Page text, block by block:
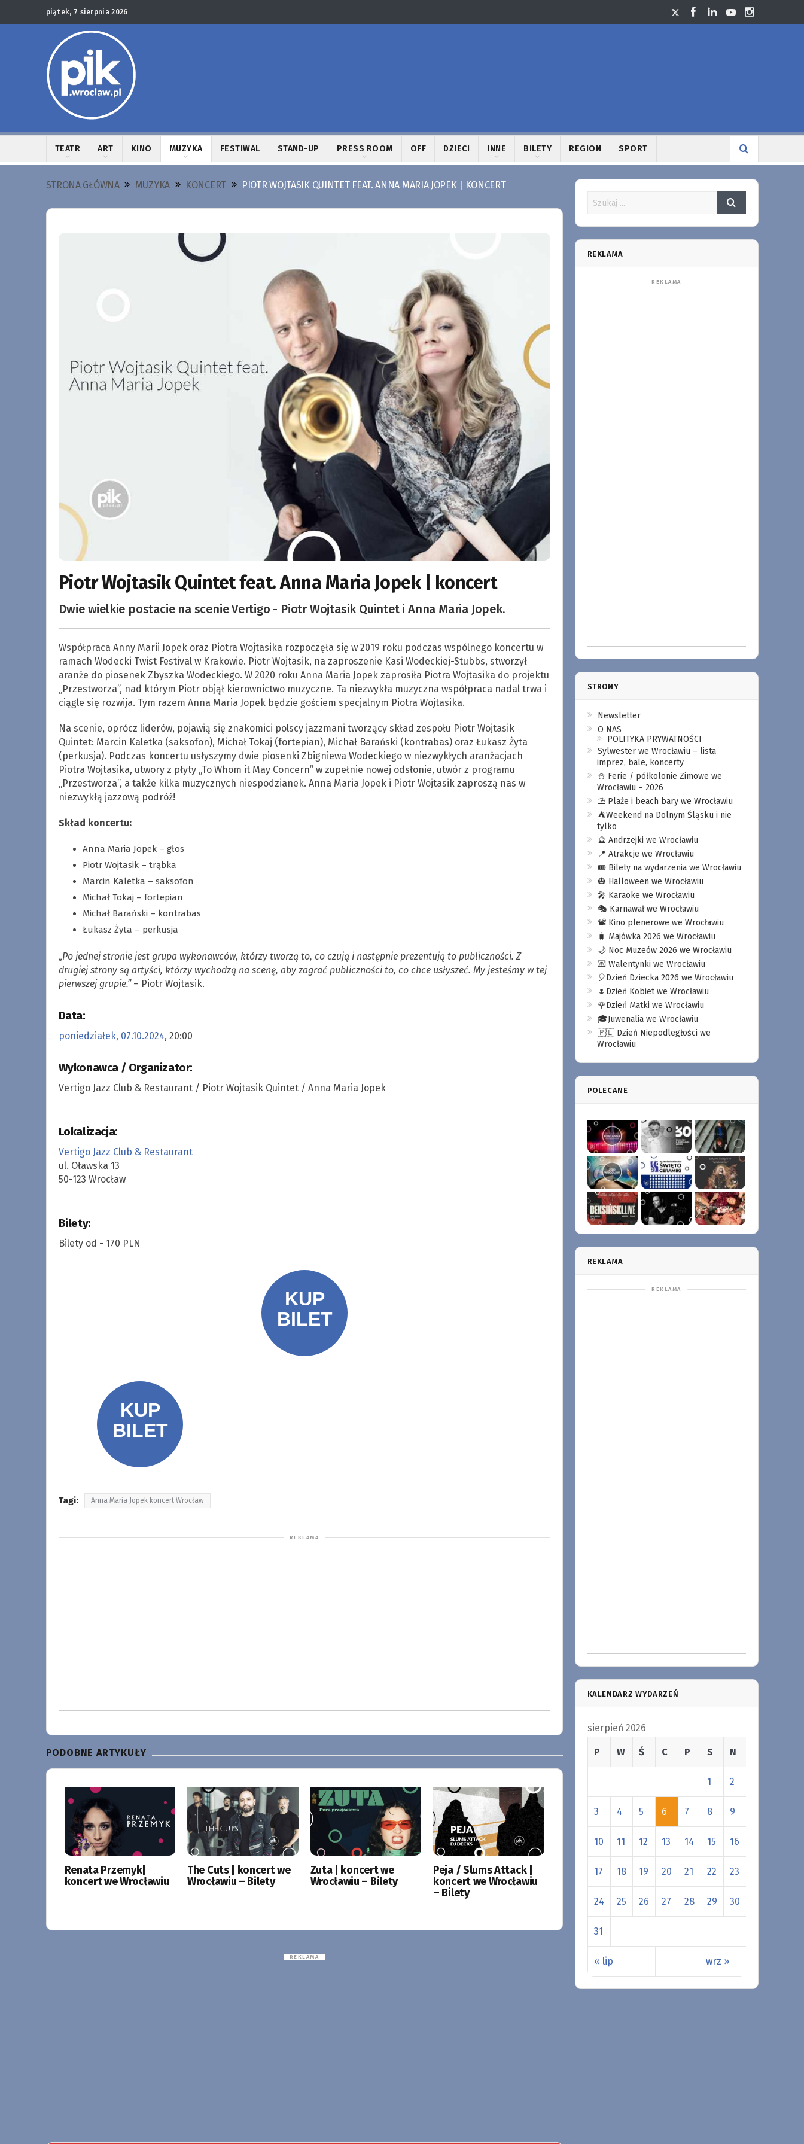
piątek, 7 sierpnia 2026
TEATR ART KINO MUZYKA FESTIWAL STAND-UP PRESS ROOM OFF DZIECI INNE BILETY REGION SPORT
STRONA GŁÓWNA MUZYKA KONCERT PIOTR WOJTASIK QUINTET FEAT. ANNA MARIA JOPEK | KONCERT
Piotr Wojtasik Quintet feat. Anna Maria Jopek | koncert
Dwie wielkie postacie na scenie Vertigo - Piotr Wojtasik Quintet i Anna Maria Jopek.
Współpraca Anny Marii Jopek oraz Piotra Wojtasika rozpoczęła się w 2019 roku podczas wspólnego koncertu w
ramach Wodecki Twist Festival w Krakowie. Piotr Wojtasik, na zaproszenie Kasi Wodeckiej-Stubbs, stworzył
aranże do piosenek Zbyszka Wodeckiego. W 2020 roku Anna Maria Jopek zaprosiła Piotra Wojtasika do projektu
„Przestworza”, nad którym Piotr objął kierownictwo muzyczne. Ta niezwykła muzyczna współpraca nadal trwa i
ciągle się rozwija. Tym razem Anna Maria Jopek będzie gościem specjalnym Piotra Wojtasika.
Na scenie, oprócz liderów, pojawią się znakomici polscy jazzmani tworzący skład zespołu Piotr Wojtasik
Quintet: Marcin Kaletka (saksofon), Michał Tokaj (fortepian), Michał Barański (kontrabas) oraz Łukasz Żyta
(perkusja). Podczas koncertu usłyszymy dwie piosenki Zbigniewa Wodeckiego w niezwykłych aranżacjach
Piotra Wojtasika, utwory z płyty „To Whom it May Concern” w zupełnie nowej odsłonie, utwór z programu
„Przestworza”, a także kilka muzycznych niespodzianek. Anna Maria Jopek i Piotr Wojtasik zaproszą nas w
niezwykłą jazzową podróż!
Skład koncertu:
Anna Maria Jopek – głos
Piotr Wojtasik – trąbka
Marcin Kaletka – saksofon
Michał Tokaj – fortepian
Michał Barański – kontrabas
Łukasz Żyta – perkusja
„Po jednej stronie jest grupa wykonawców, którzy tworzą to, co czują i następnie prezentują to publiczności. Z
drugiej strony są artyści, którzy wychodzą na scenę, aby zagrać publiczności to, co chce usłyszeć. My jesteśmy w tej
pierwszej grupie.”– Piotr Wojtasik.
Data:
poniedziałek, 07.10.2024, 20:00
Wykonawca / Organizator:
Vertigo Jazz Club & Restaurant / Piotr Wojtasik Quintet / Anna Maria Jopek
Lokalizacja:
Vertigo Jazz Club & Restaurant
ul. Oławska 13
50-123 Wrocław
Bilety:
Bilety od - 170 PLN
Tagi: Anna Maria Jopek koncert Wrocław
PODOBNE ARTYKUŁY
Renata Przemyk|
koncert we Wrocławiu
The Cuts | koncert we
Wrocławiu – Bilety
Zuta | koncert we
Wrocławiu – Bilety
Peja / Slums Attack |
koncert we Wrocławiu
– Bilety
REKLAMA
STRONY
Newsletter
O NAS
POLITYKA PRYWATNOŚCI
Sylwester we Wrocławiu – lista
imprez, bale, koncerty
⛄️ Ferie / półkolonie Zimowe we
Wrocławiu – 2026
⛱️ Plaże i beach bary we Wrocławiu
⛺️Weekend na Dolnym Śląsku i nie
tylko
🔮 Andrzejki we Wrocławiu
📍 Atrakcje we Wrocławiu
🎟️ Bilety na wydarzenia we Wrocławiu
🎃 Halloween we Wrocławiu
🎤 Karaoke we Wrocławiu
🎭 Karnawał we Wrocławiu
📽️ Kino plenerowe we Wrocławiu
🧳 Majówka 2026 we Wrocławiu
🌙 Noc Muzeów 2026 we Wrocławiu
💌 Walentynki we Wrocławiu
🎈Dzień Dziecka 2026 we Wrocławiu
🌷Dzień Kobiet we Wrocławiu
🌹Dzień Matki we Wrocławiu
🎓Juwenalia we Wrocławiu
🇵🇱 Dzień Niepodległości we
Wrocławiu
POLECANE
REKLAMA
KALENDARZ WYDARZEŃ
sierpień 2026
P W Ś C P S N
« lip wrz »
1 2
3 4 5 6 7 8 9
10 11 12 13 14 15 16
17 18 19 20 21 22 23
24 25 26 27 28 29 30
31